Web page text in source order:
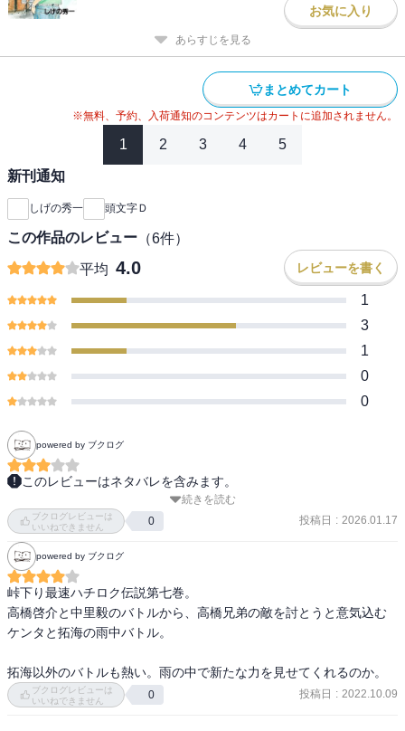
お気に入り
あらすじを見る
まとめてカート
※無料、予約、入荷通知のコンテンツはカートに追加されません。
1 2 3 4 5
新刊通知
しげの秀一 頭文字Ｄ
この作品のレビュー （6件）
平均 4.0 レビューを書く
1
3
1
0
0
powered by ブクログ
このレビューはネタバレを含みます。
イツキは言動が本当にアホの子だけれど
拓海はなんで気が合うのだろうか。
システマティックにレギュレーションを決めて
相手の地元へ行っての交流戦、
来られた方からしたら余計に闘争心を煽られると思う。
慎吾の怪我が治っていないタイミングなのもどうかと思うが。
調子に乗りすぎて全く好きになれない。
涼介の思惑があるとは言え、ケンタの思い通りになっている現状は
続きを読む
ブクログレビューは
いいねできません
0 投稿日 : 2026.01.17
powered by ブクログ
峠下り最速ハチロク伝説第七巻。
高橋啓介と中里毅のバトルから、高橋兄弟の敵を討とうと意気込む
ケンタと拓海の雨中バトル。
拓海以外のバトルも熱い。雨の中で新たな力を見せてくれるのか。
ブクログレビューは
いいねできません
0 投稿日 : 2022.10.09